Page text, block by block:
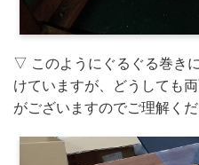
▽ このようにぐるぐる巻き
けていますが、どうしても
がございますのでご理解くだ